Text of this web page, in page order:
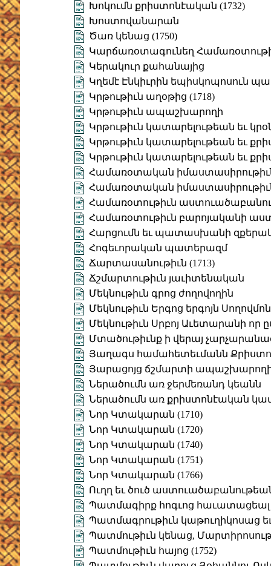
Խոկումն քրիստոնէական (1732)
Խոստովանարան
Ծառ կենաց (1750)
Կարճառօտագունեղ
Կերակուր քահանայից
Կղեմէ Էնկիւրին եպիսկոպոսուն
Կրթութիւն աղօթից (1718)
Կրթութիւն ապաշխարողի
Կրթութիւն կատարելութեան եւ
Կրթութիւն կատարելութեան եւ
Կրթութիւն կատարելութեան եւ
Համառօտական
Համառօտական
Համառօտութիւն
Համառօտութիւն բարոյականի
Հարցումն եւ պատասխանի
Հոգեւորական պատերազմ
Ճարտասանութիւն (1713)
Ճշմարտութիւն յաւիտենական
Մեկնութիւն գրոց ժողովողին
Մեկնութիւն Երգոց երգոյն
Մեկնութիւն Սրբոյ Աւետարանի որ
Մտածութիւնք ի վերայ
Յաղագս համահետեւմանն
Յարացոյց ճշմարտի
Ներածումն առ ջերմեռանդ կեանն
Ներածումն առ քրիստոնէական
Նոր Կտակարան (1710)
Նոր Կտակարան (1720)
Նոր Կտակարան (1740)
Նոր Կտակարան (1751)
Նոր Կտակարան (1766)
Ուղղ եւ ծուծ
Պատմագիրք հոգւոց հաւատացեալ
Պատմագրութիւն կաթուղիկոսաց
Պատմութիւն կենաց,
Պատմութիւն հայոց (1752)